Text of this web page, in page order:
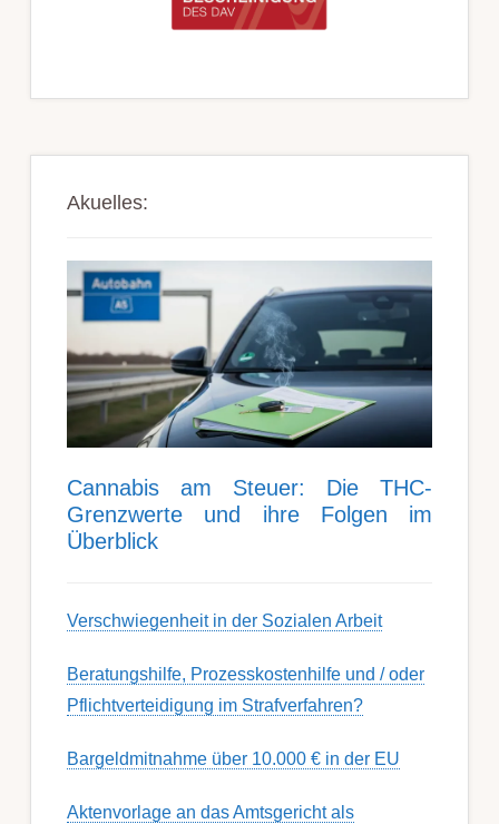
Akuelles:
Can­nabis am Steu­er: Die THC-
Grenz­werte und ihre Folgen im
Über­blick
Ver­schwieg­en­heit in der Soz­ial­en Ar­beit
Berat­ungs­hil­fe, Pro­zess­kost­en­hilfe und / oder
Pflicht­ver­teidig­ung im Strafverfahren?
Bargeldmitnahme über 10.000 € in der EU
Aktenvorlage an das Amtsgericht als